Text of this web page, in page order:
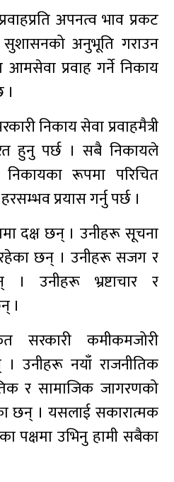
अपनत्व भाव प्रकट
सुशासनको अनुभूति गराउन
प्रवाह गर्ने निकाय
निकाय सेवा प्रवाहमैत्री
हुनु पर्छ । सबै निकायले
रूपमा परिचित
प्रयास गर्नु पर्छ ।
दक्ष छन् । उनीहरू सूचना
छन् । उनीहरू सजग र
उनीहरू भ्रष्टाचार र
।
सरकारी कमीकमजोरी
उनीहरू नयाँ राजनीतिक
र सामाजिक जागरणको
छन् । यसलाई सकारात्मक
पक्षमा उभिनु हामी सबैका